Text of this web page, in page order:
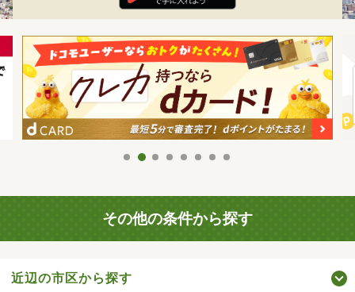
その他の条件から探す
近辺の市区から探す